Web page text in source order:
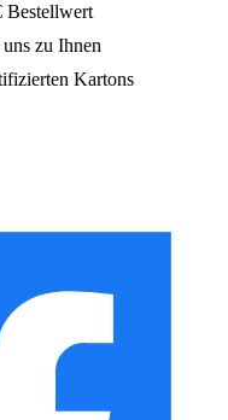
Bestellwert
zu Ihnen
Kartons